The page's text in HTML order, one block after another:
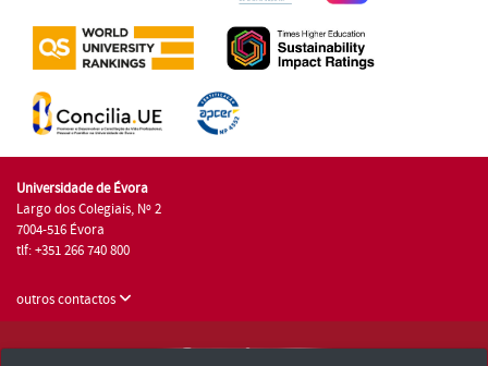
Universidade de Évora
Largo dos Colegiais, Nº 2
7004-516 Évora
tlf: +351 266 740 800
outros contactos